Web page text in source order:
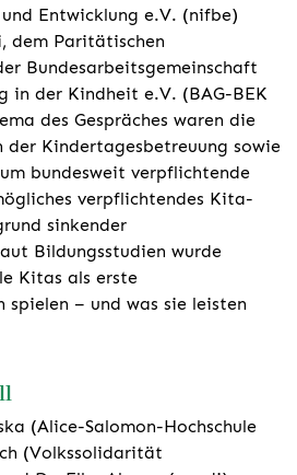
Entwicklung e.V. (nifbe)
dem Paritätischen
Bundesarbeitsgemeinschaft
in der Kindheit e.V. (BAG-BEK
des Gespräches waren die
der Kindertagesbetreuung sowie
bundesweit verpflichtende
verpflichtendes Kita-
sinkender
Bildungsstudien wurde
Kitas als erste
spielen – und was sie leisten
(Alice-Salomon-Hochschule
(Volkssolidarität